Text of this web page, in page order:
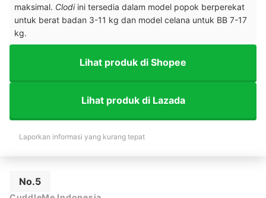
maksimal. Clodi ini tersedia dalam model popok berperekat
untuk berat badan 3-11 kg dan model celana untuk BB 7-17
kg.
Lihat produk di Shopee
Lihat produk di Lazada
Laporkan informasi yang kurang tepat
No.5